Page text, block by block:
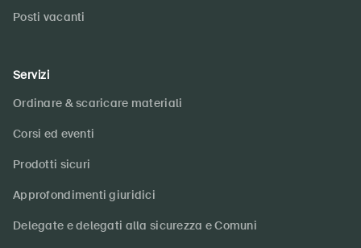
Posti vacanti
Servizi
Ordinare & scaricare materiali
Corsi ed eventi
Prodotti sicuri
Approfondimenti giuridici
Delegate e delegati alla sicurezza e Comuni